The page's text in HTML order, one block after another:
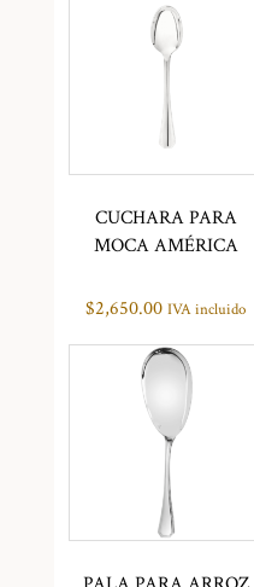
CUCHARA PARA
MOCA AMÉRICA
$2,650.00 IVA incluido